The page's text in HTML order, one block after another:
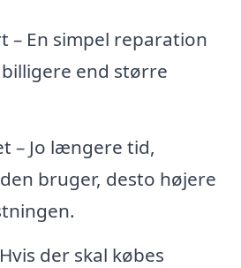
– En simpel reparation
end større
– Jo længere tid,
bruger, desto højere
der skal købes